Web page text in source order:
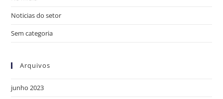
Noticias do setor
Sem categoria
Arquivos
junho 2023